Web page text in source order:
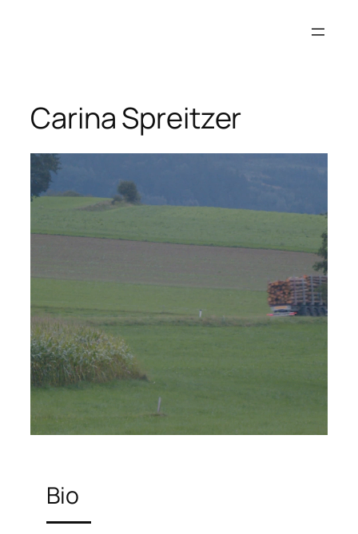
Carina Spreitzer
Bio